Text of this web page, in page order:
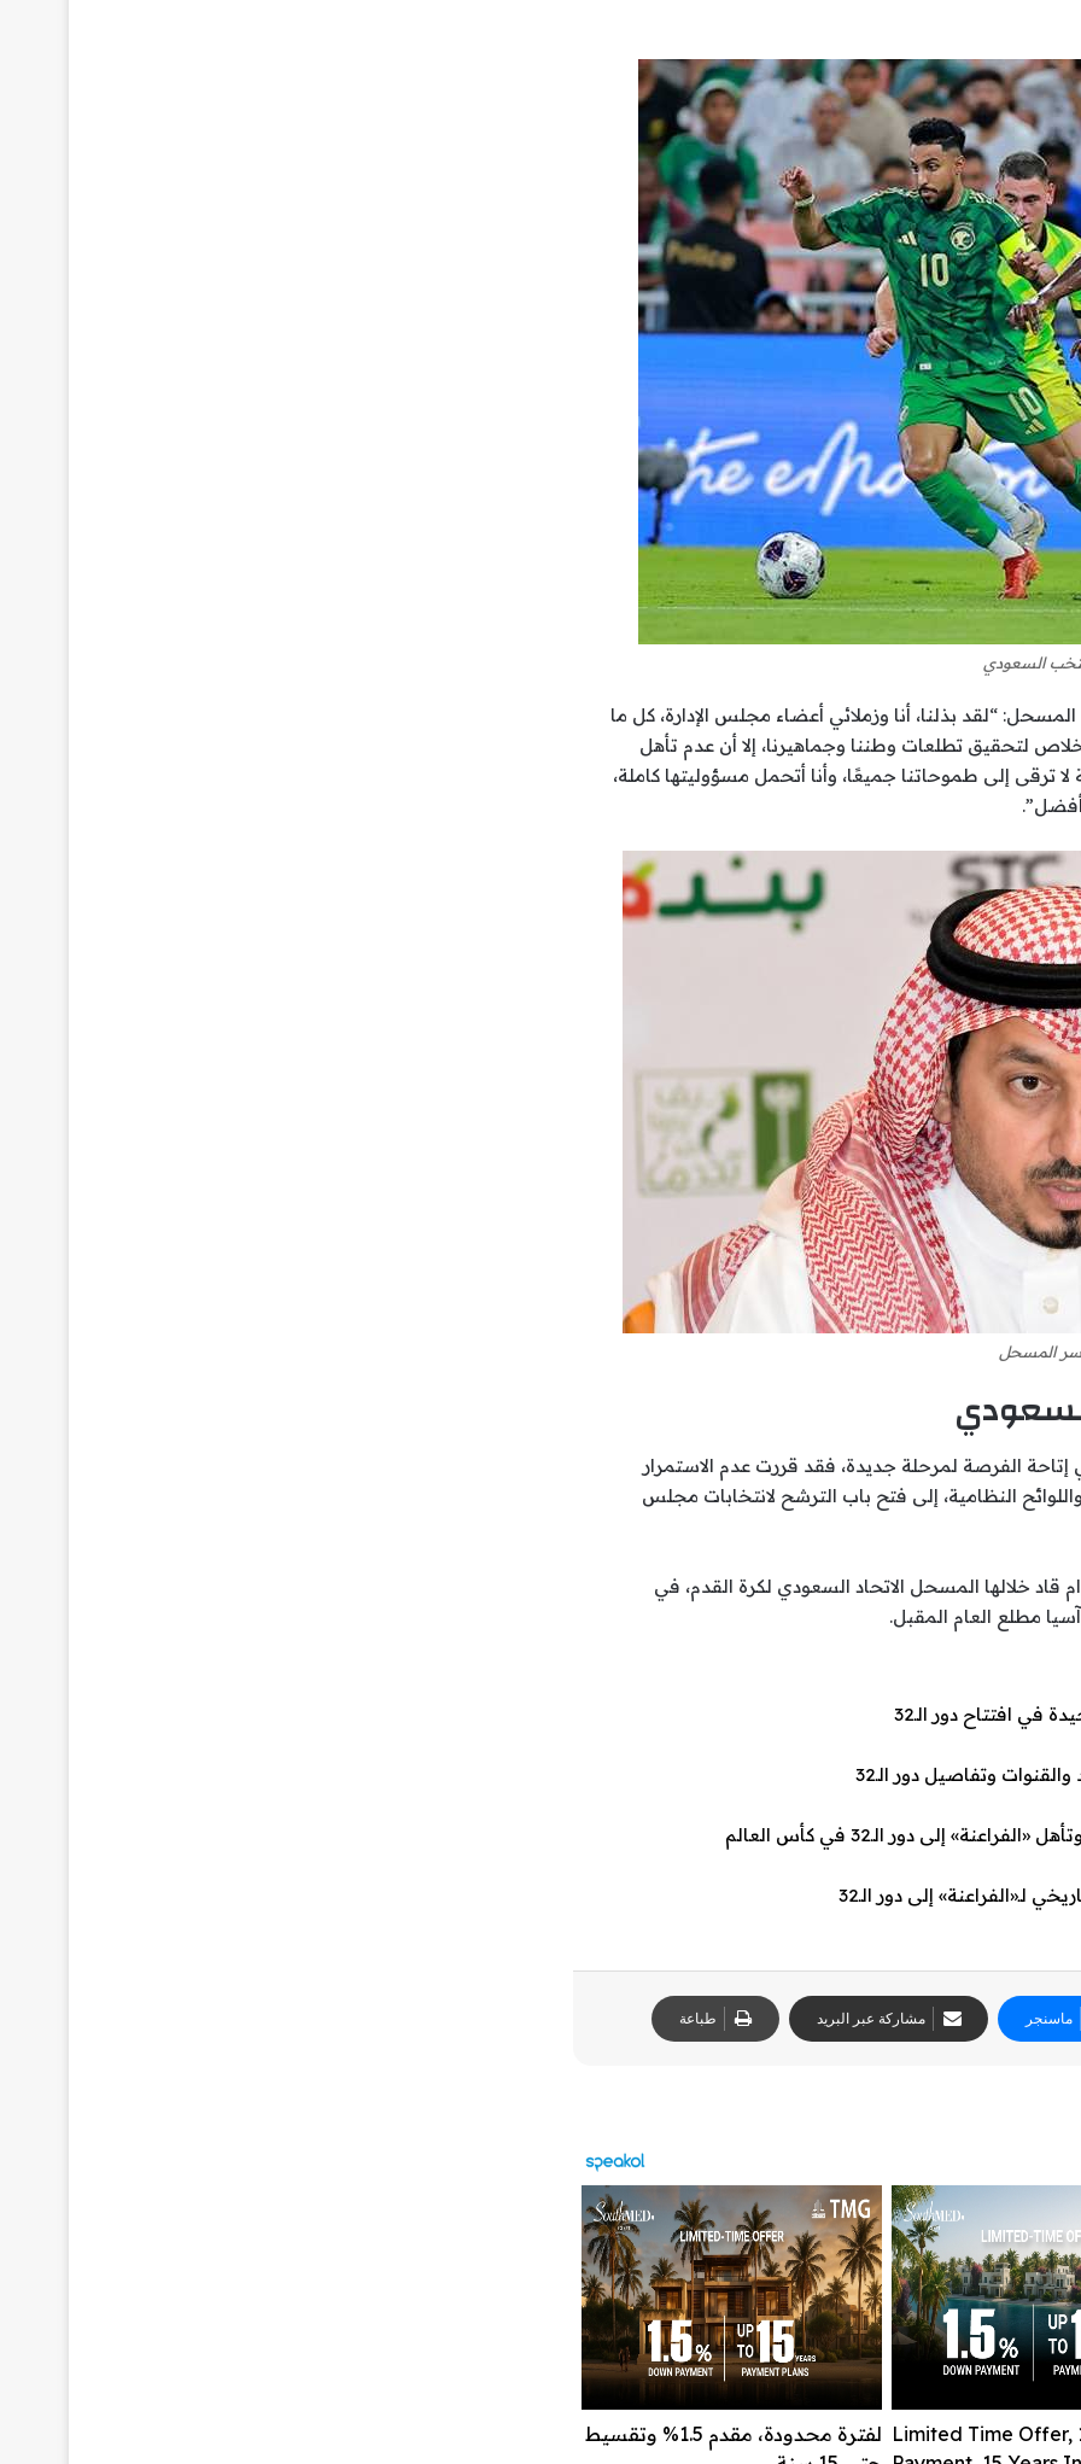
السعودي
“لقد بذلنا، أنا وزملائي أعضاء مجلس الإدارة، كل ما
لتحقيق تطلعات وطننا وجماهيرنا، إلا أن عدم تأهل
ترقى إلى طموحاتنا جميعًا، وأنا أتحمل مسؤوليتها كاملة،
المسحل
الفرصة لمرحلة جديدة، فقد قررت عدم الاستمرار
النظامية، إلى فتح باب الترشح لانتخابات مجلس
خلالها المسحل الاتحاد السعودي لكرة القدم، في
مطلع العام المقبل.
إلى دور الـ32 في كأس العالم
ماسنجر مشاركة عبر البريد طباعة
Limited Time Offer,
لفترة محدودة، مقدم 1.5% وتقسيط